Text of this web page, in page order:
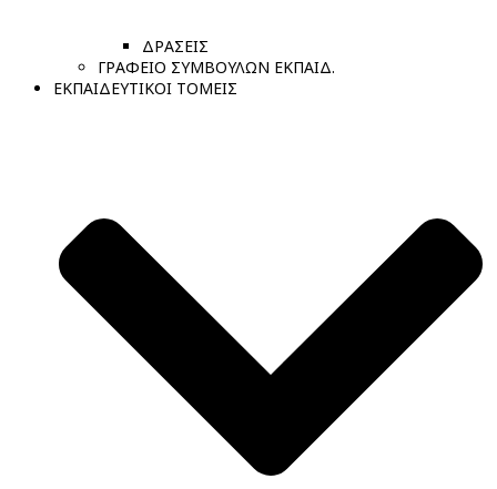
ΔΡΑΣΕΙΣ
ΓΡΑΦΕΙΟ ΣΥΜΒΟΥΛΩΝ ΕΚΠΑΙΔ.
ΕΚΠΑΙΔΕΥΤΙΚΟΙ ΤΟΜΕΙΣ